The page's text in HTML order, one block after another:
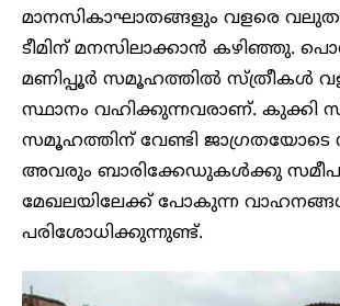
മാനസികാഘാതങ്ങളും വളരെ
ടീമിന് മനസിലാക്കാൻ കഴിഞ്ഞു.
മണിപ്പൂർ സമൂഹത്തിൽ സ്ത്രീകൾ
സ്ഥാനം വഹിക്കുന്നവരാണ്. കുക്കി
സമൂഹത്തിന് വേണ്ടി ജാഗ്രതയോടെ
അവരും ബാരിക്കേഡുകൾക്കു സമീപം
മേഖലയിലേക്ക് പോകുന്ന
പരിശോധിക്കുന്നുണ്ട്.